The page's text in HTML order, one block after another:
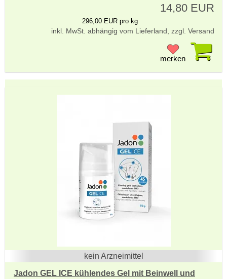
14,80 EUR
296,00 EUR pro kg
inkl. MwSt. abhängig vom Lieferland, zzgl. Versand
merken
kein Arzneimittel
Jadon GEL ICE kühlendes Gel mit Beinwell und